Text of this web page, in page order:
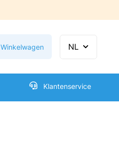
Minicart tonen/
Winkelwagen NL
Klantenservice